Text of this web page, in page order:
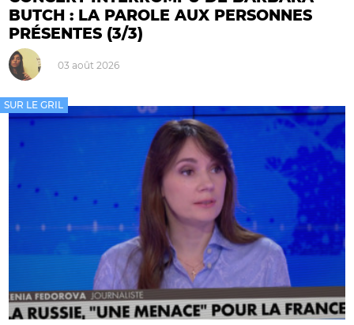
BUTCH : LA PAROLE AUX PERSONNES
PRÉSENTES (3/3)
03 août 2026
SUR LE GRIL